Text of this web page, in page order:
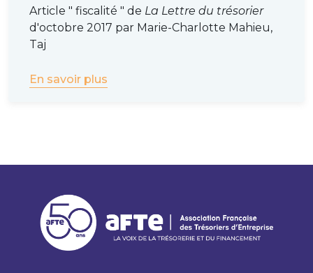
Article " fiscalité " de La Lettre du trésorier
d'octobre 2017 par Marie-Charlotte Mahieu,
Taj
En savoir plus